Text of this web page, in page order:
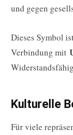
und gegen
Dieses Symbol
Verbindung mit
Kulturelle
Für viele